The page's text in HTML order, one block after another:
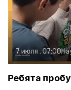
7 июля , 07:00
Ребята